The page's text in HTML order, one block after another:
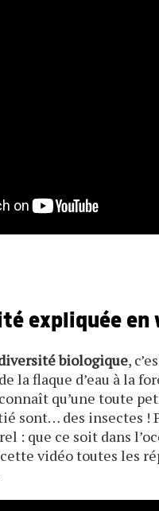
expliquée en
biologique,
la flaque d’eau à la
qu’une toute
sont… des insectes !
: que ce soit dans
vidéo toutes les